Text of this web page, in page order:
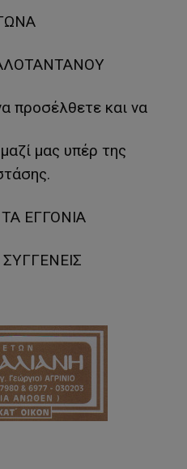
προσέλθετε και να
μας υπέρ της
ΕΓΓΟΝΙΑ
ΣΥΓΓΕΝΕΙΣ